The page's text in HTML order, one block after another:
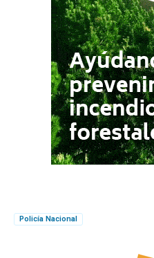
Policía Nacional